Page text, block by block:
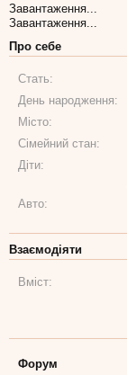
Завантаження...
Завантаження...
Про себе
Стать:
День народження:
Місто:
Сімейний стан:
Діти:
Авто:
Взаємодіяти
Вміст:
Форум